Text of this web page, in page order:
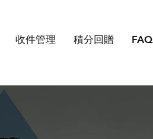
收件管理 積分回贈 FAQ